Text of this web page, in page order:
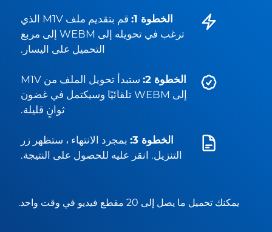
الخطوة 1:
قم بتقديم ملف M1V الذي
ترغب في تحويله إلى WEBM إلى مربع
التحميل على اليسار.
الخطوة 2:
ستبدأ تحويل الملف من M1V
إلى WEBM تلقائيًا وسيكتمل في غضون
ثوانٍ قليلة.
الخطوة 3:
بمجرد الانتهاء ، ستظهر زر
التنزيل. انقر عليه للحصول على النتيجة.
يمكنك تحميل ما يصل إلى 20 مقطع فيديو في وقت واحد.